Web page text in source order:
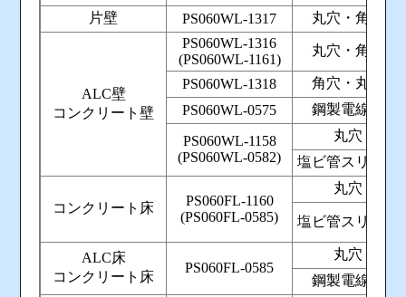
片壁
PS060WL-1317 丸穴・角穴
ALC壁
コンクリート壁
PS060WL-1316
(PS060WL-1161)
丸穴・角穴
PS060WL-1318
角穴・丸穴
PS060WL-0575
鋼製電線管
PS060WL-1158
(PS060WL-0582)
丸穴
塩ビ管スリーブ
コンクリート床
PS060FL-1160
(PS060FL-0585)
丸穴
塩ビ管スリーブ
ALC床
コンクリート床
PS060FL-0585
丸穴
鋼製電線管